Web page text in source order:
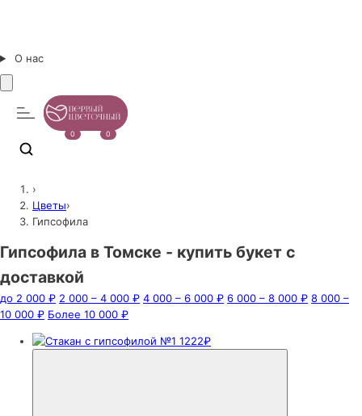
О нас
0 0
›
Цветы›
Гипсофила
Гипсофила в Томске - купить букет с
доставкой
до 2 000 ₽ 2 000 – 4 000 ₽ 4 000 – 6 000 ₽ 6 000 – 8 000 ₽ 8 000 –
10 000 ₽ Более 10 000 ₽
1222₽